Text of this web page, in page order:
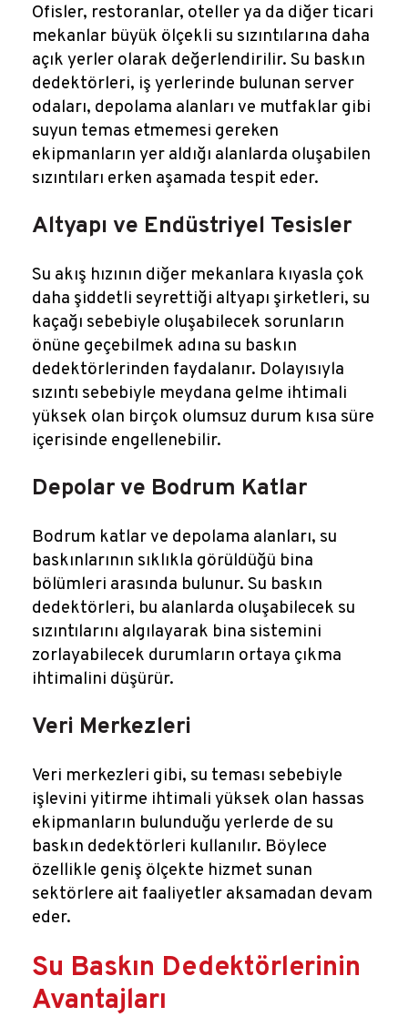
Ofisler, restoranlar, oteller ya da diğer ticari
mekanlar büyük ölçekli su sızıntılarına daha
açık yerler olarak değerlendirilir. Su baskın
dedektörleri, iş yerlerinde bulunan server
odaları, depolama alanları ve mutfaklar gibi
suyun temas etmemesi gereken
ekipmanların yer aldığı alanlarda oluşabilen
sızıntıları erken aşamada tespit eder.
Altyapı ve Endüstriyel Tesisler
Su akış hızının diğer mekanlara kıyasla çok
daha şiddetli seyrettiği altyapı şirketleri, su
kaçağı sebebiyle oluşabilecek sorunların
önüne geçebilmek adına su baskın
dedektörlerinden faydalanır. Dolayısıyla
sızıntı sebebiyle meydana gelme ihtimali
yüksek olan birçok olumsuz durum kısa süre
içerisinde engellenebilir.
Depolar ve Bodrum Katlar
Bodrum katlar ve depolama alanları, su
baskınlarının sıklıkla görüldüğü bina
bölümleri arasında bulunur. Su baskın
dedektörleri, bu alanlarda oluşabilecek su
sızıntılarını algılayarak bina sistemini
zorlayabilecek durumların ortaya çıkma
ihtimalini düşürür.
Veri Merkezleri
Veri merkezleri gibi, su teması sebebiyle
işlevini yitirme ihtimali yüksek olan hassas
ekipmanların bulunduğu yerlerde de su
baskın dedektörleri kullanılır. Böylece
özellikle geniş ölçekte hizmet sunan
sektörlere ait faaliyetler aksamadan devam
eder.
Su Baskın Dedektörlerinin
Avantajları